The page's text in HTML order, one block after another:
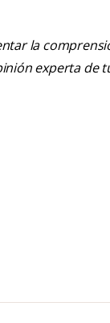
la
experta de